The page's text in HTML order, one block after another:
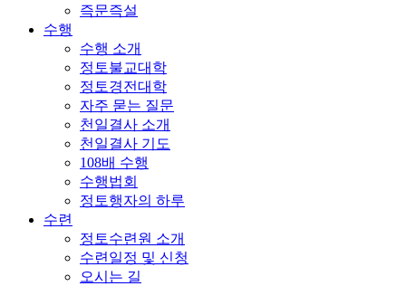
즉문즉설
수행
수행 소개
정토불교대학
정토경전대학
자주 묻는 질문
천일결사 소개
천일결사 기도
108배 수행
수행법회
정토행자의 하루
수련
정토수련원 소개
수련일정 및 신청
오시는 길